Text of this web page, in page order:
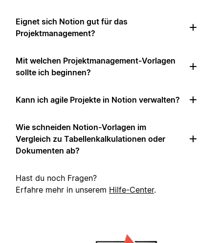
Eignet sich Notion gut für das
Projektmanagement?
Mit welchen Projektmanagement-Vorlagen
sollte ich beginnen?
Kann ich agile Projekte in Notion verwalten?
Wie schneiden Notion-Vorlagen im
Vergleich zu Tabellenkalkulationen oder
Dokumenten ab?
Hast du noch Fragen?
Erfahre mehr in unserem Hilfe-Center.